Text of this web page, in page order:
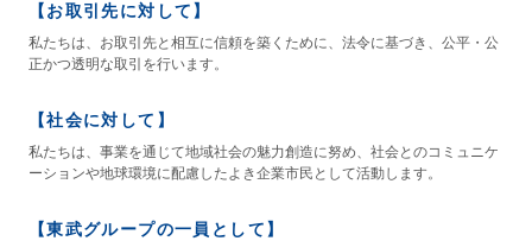
【お取引先に対して】
私たちは、お取引先と相互に信頼を築くために、法令に基づき、公平・公
正かつ透明な取引を行います。
【社会に対して】
私たちは、事業を通じて地域社会の魅力創造に努め、社会とのコミュニケ
ーションや地球環境に配慮したよき企業市民として活動します。
【東武グループの一員として】